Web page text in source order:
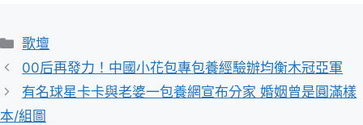
分
類
歌壇
00后再發力！中國小花包專包養經驗辦均衡木冠亞軍
有名球星卡卡與老婆一包養網宣布分家 婚姻曾是圓滿樣
本/組圖